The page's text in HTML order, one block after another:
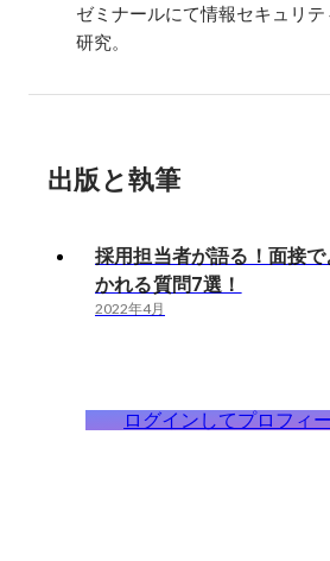
ゼミナールにて情報セキュリテ
研究。
出版と執筆
採用担当者が語る！面接
かれる質問7選！
2022年4月
ログインしてプロフィ